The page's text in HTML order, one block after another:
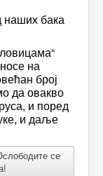
наших бака
на
број
да овакво
и поред
и даље
се